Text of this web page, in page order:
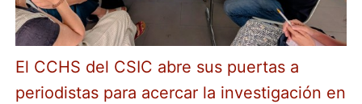
El CCHS del CSIC abre sus puertas a
periodistas para acercar la investigación en